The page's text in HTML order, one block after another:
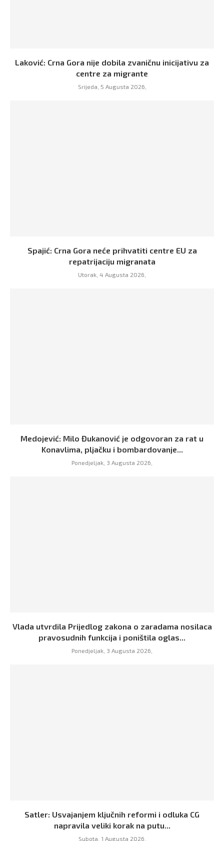
Laković: Crna Gora nije dobila zvaničnu inicijativu za
centre za migrante
Srijeda, 5 Augusta 2026,
Spajić: Crna Gora neće prihvatiti centre EU za
repatrijaciju migranata
Utorak, 4 Augusta 2026,
Medojević: Milo Đukanović je odgovoran za rat u
Konavlima, pljačku i bombardovanje...
Ponedjeljak, 3 Augusta 2026,
Vlada utvrdila Prijedlog zakona o zaradama nosilaca
pravosudnih funkcija i poništila oglas...
Ponedjeljak, 3 Augusta 2026,
Satler: Usvajanjem ključnih reformi i odluka CG
napravila veliki korak na putu...
Subota, 1 Augusta 2026,